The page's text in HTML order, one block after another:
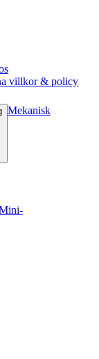
villkor & policy
Mekanisk